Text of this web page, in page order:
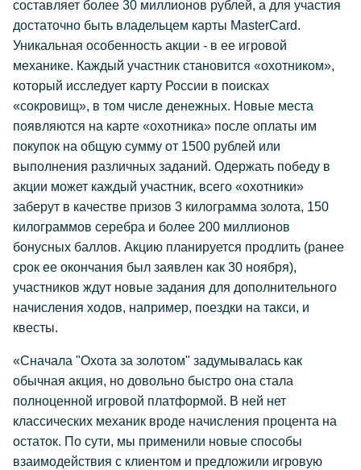
составляет более 30 миллионов рублей, а для участия
достаточно быть владельцем карты MasterCard.
Уникальная особенность акции - в ее игровой
механике. Каждый участник становится «охотником»,
который исследует карту России в поисках
«сокровищ», в том числе денежных. Новые места
появляются на карте «охотника» после оплаты им
покупок на общую сумму от 1500 рублей или
выполнения различных заданий. Одержать победу в
акции может каждый участник, всего «охотники»
заберут в качестве призов 3 килограмма золота, 150
килограммов серебра и более 200 миллионов
бонусных баллов. Акцию планируется продлить (ранее
срок ее окончания был заявлен как 30 ноября),
участников ждут новые задания для дополнительного
начисления ходов, например, поездки на такси, и
квесты.
«Сначала "Охота за золотом" задумывалась как
обычная акция, но довольно быстро она стала
полноценной игровой платформой. В ней нет
классических механик вроде начисления процента на
остаток. По сути, мы применили новые способы
взаимодействия с клиентом и предложили игровую